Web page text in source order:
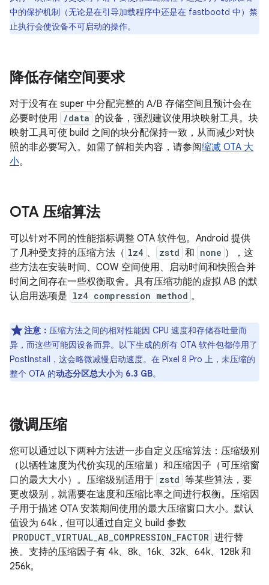
中的保护机制（无论是在引导加载程序中还是在 fastbootd 中）禁
止执行会使设备不可启动的操作。
降低存储空间要求
对于没有在 super 中分配完整的 A/B 存储空间且预计会在
必要时使用
/data 的设备，强烈建议使用块映射工具。块
映射工具可使 build 之间的块分配保持一致，从而减少对快
照的非必要写入。如需了解相关内容，请参阅缩减 OTA 大
小。
OTA 压缩算法
可以针对不同的性能指标调整 OTA 软件包。Android 提供
了几种受支持的压缩方法（ lz4 、 zstd 和 none ），这
些方法在安装时间、COW 空间使用、启动时间和快照合并
时间之间存在一些权衡取舍。具有压缩功能的虚拟 AB 的默
认启用选项是 lz4 compression method 。
注意： 压缩方法之间的相对性能因 CPU 速度和存储吞吐量而
异，而这些可能因设备而异。以下生成的所有 OTA 软件包都停用了
PostInstall，这会略微减慢启动速度。在 Pixel 8 Pro 上，未压缩的
整个 OTA 的动态分区总大小为 6.3 GB。
微调压缩
您可以通过以下两种方法进一步自定义压缩算法：压缩级别
（以牺牲速度为代价实现的压缩量）和压缩因子（可压缩窗
口的最大大小）。 压缩级别适用于 zstd 等某些算法，要
更改级别，就需要在速度和压缩比率之间进行权衡。压缩因
子用于描述 OTA 安装期间使用的最大压缩窗口大小。默认
值设为 64k，但可以通过自定义 build 参数
PRODUCT_VIRTUAL_AB_COMPRESSION_FACTOR 进行替
换。支持的压缩因子有 4k、8k、16k、32k、64k、128k 和
256k。